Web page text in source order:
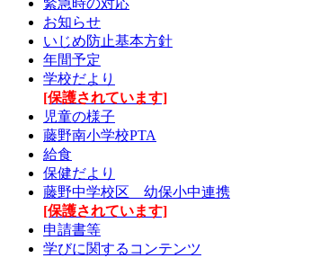
お知らせ
いじめ防止基本方針
年間予定
学校だより
[保護されています]
児童の様子
藤野南小学校PTA
給食
保健だより
藤野中学校区 幼保小中連携
[保護されています]
申請書等
学びに関するコンテンツ